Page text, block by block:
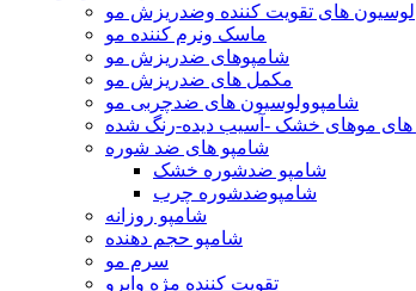
لوسیون های تقویت کننده وضدریزش مو
ماسک ونرم کننده مو
شامپوهای ضدریزش مو
مکمل های ضدریزش مو
شامپوولوسیون های ضدچربی مو
موهای خشک -آسیب دیده-رنگ شده
شامپو های ضد شوره
شامپو ضدشوره خشک
شامپوضدشوره چرب
شامپو روزانه
شامپو حجم دهنده
سرم مو
تقویت کننده مژه وابرو